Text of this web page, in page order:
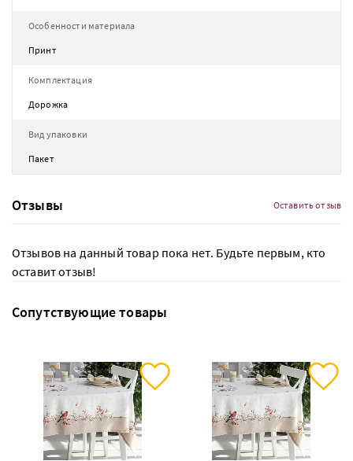
Особенности материала
Принт
Комплектация
Дорожка
Вид упаковки
Пакет
Отзывы Оставить отзыв
Отзывов на данный товар пока нет. Будьте первым, кто
оставит отзыв!
Сопутствующие товары